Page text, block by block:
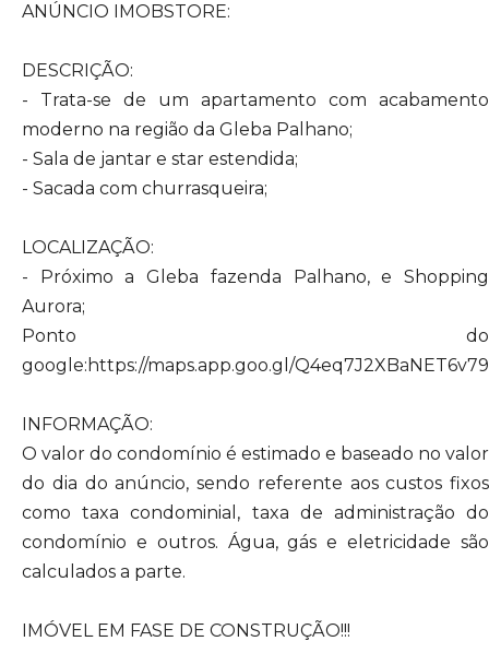
ANÚNCIO IMOBSTORE:
DESCRIÇÃO:
- Trata-se de um apartamento com acabamento
moderno na região da Gleba Palhano;
- Sala de jantar e star estendida;
- Sacada com churrasqueira;
LOCALIZAÇÃO:
- Próximo a Gleba fazenda Palhano, e Shopping
Aurora;
Ponto do
google:https://maps.app.goo.gl/Q4eq7J2XBaNET6v79
INFORMAÇÃO:
O valor do condomínio é estimado e baseado no valor
do dia do anúncio, sendo referente aos custos fixos
como taxa condominial, taxa de administração do
condomínio e outros. Água, gás e eletricidade são
calculados a parte.
IMÓVEL EM FASE DE CONSTRUÇÃO!!!